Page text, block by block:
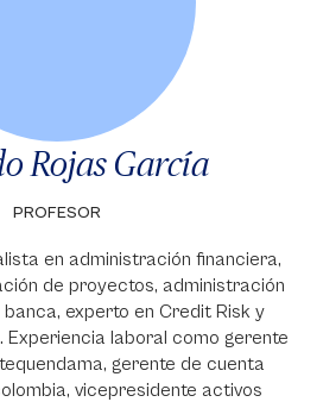
Rojas García
PROFESOR
en administración financiera,
de proyectos, administración
experto en Credit Risk y
Experiencia laboral como gerente
gerente de cuenta
vicepresidente activos